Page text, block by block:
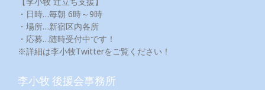
・日時…毎朝 6時～9時
・場所…新宿区内各所
・応募…随時受付中です！
※詳細は李小牧Twitterをご覧ください！
李小牧 後援会事務所